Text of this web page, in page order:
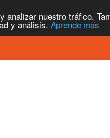
analizar nuestro tráfico.
y análisis. Aprende más